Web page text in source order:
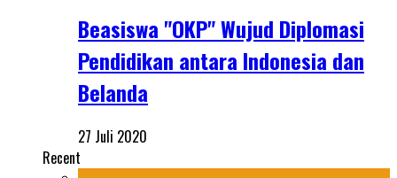
Beasiswa "OKP" Wujud Diplomasi
Pendidikan antara Indonesia dan
Belanda
27 Juli 2020
Recent